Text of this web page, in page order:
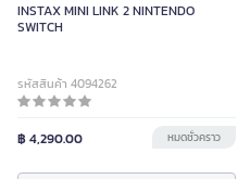
INSTAX MINI LINK 2 NINTENDO
SWITCH
รหัสสินค้า 4094262
฿ 4,290.00 หมดชั่วคราว